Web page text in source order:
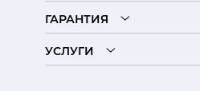
ГАРАНТИЯ
УСЛУГИ